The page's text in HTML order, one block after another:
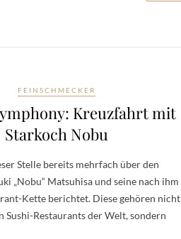
FEINSCHMECKER
Kreuzfahrt mit
Starkoch Nobu
Stelle bereits mehrfach über den
„Nobu“ Matsuhisa und seine nach ihm
Kette berichtet. Diese gehören nicht
Sushi-Restaurants der Welt, sondern